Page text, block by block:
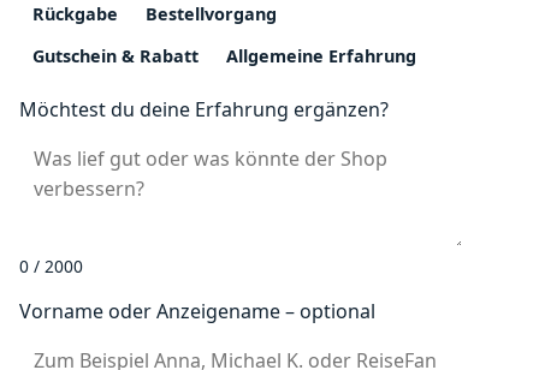
Rückgabe
Bestellvorgang
Gutschein & Rabatt
Allgemeine Erfahrung
Möchtest du deine Erfahrung ergänzen?
0 / 2000
Vorname oder Anzeigename – optional